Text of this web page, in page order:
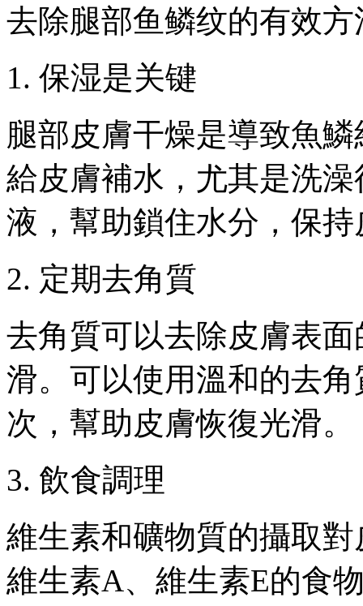
去除腿部鱼鳞纹的有效方
1. 保湿是关键
腿部皮膚干燥是導致魚
給皮膚補水，尤其是洗
液，幫助鎖住水分，保
2. 定期去角質
去角質可以去除皮膚表
滑。可以使用溫和的去
次，幫助皮膚恢復光滑。
3. 飲食調理
維生素和礦物質的攝取
維生素A、維生素E的食